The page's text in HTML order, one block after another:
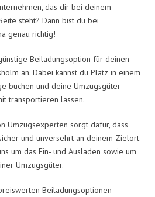
das dir bei deinem
steht? Dann bist du bei
genau richtig!
Beiladungsoption für deinen
an. Dabei kannst du Platz in einem
buchen und deine Umzugsgüter
transportieren lassen.
Umzugsexperten sorgt dafür, dass
und unversehrt an deinem Zielort
um das Ein- und Ausladen sowie um
Umzugsgüter.
Beiladungsoptionen